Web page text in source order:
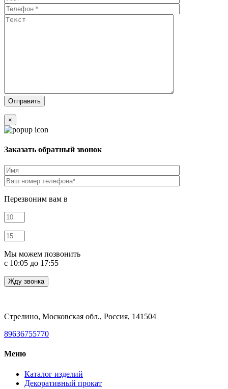
×
Заказать обратный звонок
Перезвоним вам в
Мы можем позвонить
c 10:05 до 17:55
Стрелино, Московская обл., Россия, 141504
89636755770
Меню
Каталог изделий
Декоративный прокат